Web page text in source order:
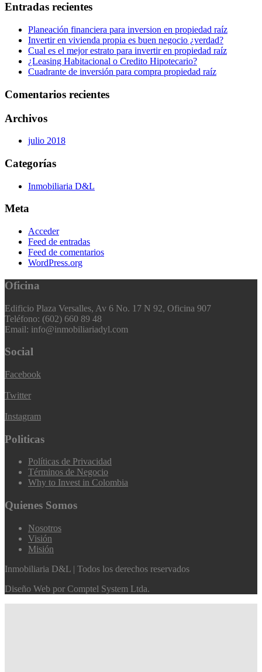
Entradas recientes
Planeación financiera para inversion en propiedad raíz
Invertir en vivienda propia es buen negocio ¿verdad?
Cual es el mejor estrato para invertir en propiedad raíz
¿Leasing Habitacional o Credito Hipotecario?
Cuadrante de inversión para compra propiedad raíz
Comentarios recientes
Archivos
julio 2018
Categorías
Inmobiliaria D&L
Meta
Acceder
Feed de entradas
Feed de comentarios
WordPress.org
Oficina
Edificio Plaza Versalles, Av 6 No. 17 N 92, Oficina 907
Teléfono: (602) 660 89 48
Email: info@inmobiliariadyl.com
Social
Facebook
Twitter
Instagram
Politicas
Políticas de Privacidad
Términos de Negocio
Why to Invest in Colombia
Quienes Somos
Nosotros
Visión
Misión
Inmobiliaria D&L | Todos los derechos reservados
Diseño Web por Comptel System Ltda.